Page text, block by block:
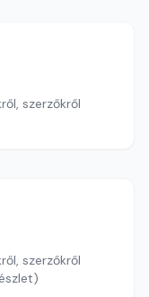
szerzőkről
szerzőkről